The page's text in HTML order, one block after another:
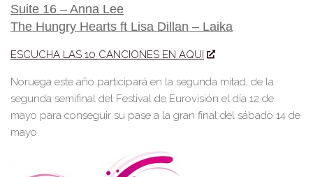
Suite 16 – Anna Lee
The Hungry Hearts ft Lisa Dillan – Laika
ESCUCHA LAS 10 CANCIONES EN AQUI
Noruega este año participará en la segunda mitad, de la
segunda semifinal del Festival de Eurovisión el día 12 de
mayo para conseguir su pase a la gran final del sábado 14 de
mayo.